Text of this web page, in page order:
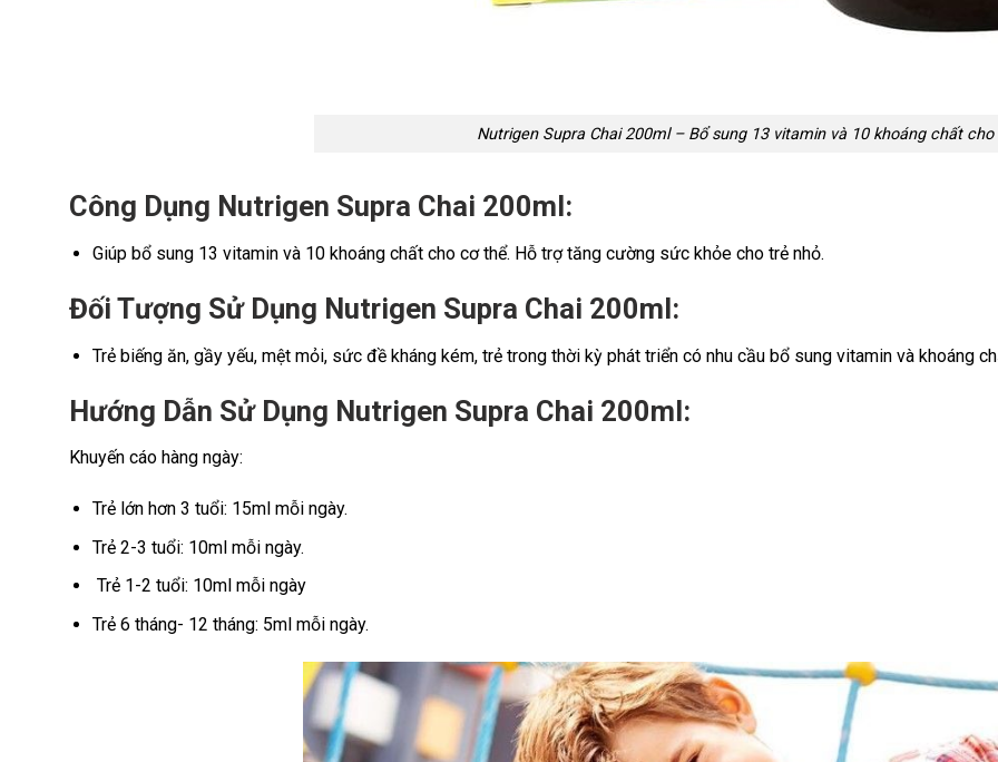
Nutrigen Supra Chai 200ml – Bổ sung 13 vitamin và 10 khoáng chất
Công Dụng Nutrigen Supra Chai 200ml:
Giúp bổ sung 13 vitamin và 10 khoáng chất cho cơ thể. Hỗ trợ tăng cường sức khỏe cho trẻ nhỏ.
Đối Tượng Sử Dụng Nutrigen Supra Chai 200ml:
Trẻ biếng ăn, gầy yếu, mệt mỏi, sức đề kháng kém, trẻ trong thời kỳ phát triển có nhu cầu bổ sung vitamin và khoáng
Hướng Dẫn Sử Dụng Nutrigen Supra Chai 200ml:
Khuyến cáo hàng ngày:
Trẻ lớn hơn 3 tuổi: 15ml mỗi ngày.
Trẻ 2-3 tuổi: 10ml mỗi ngày.
Trẻ 1-2 tuổi: 10ml mỗi ngày
Trẻ 6 tháng- 12 tháng: 5ml mỗi ngày.